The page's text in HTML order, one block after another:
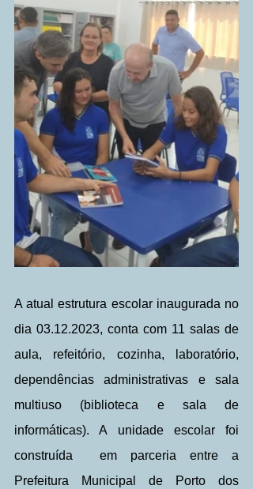
A atual estrutura escolar inaugurada no
dia 03.12.2023, conta com 11 salas de
aula, refeitório, cozinha, laboratório,
dependências administrativas e sala
multiuso (biblioteca e sala de
informáticas). A unidade escolar foi
construída  em parceria entre a
Prefeitura Municipal de Porto dos